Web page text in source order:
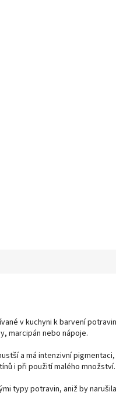
v kuchyni k barvení
marcipán nebo nápoje.
a má intenzivní
i při použití malého množství.
typy potravin, aniž by